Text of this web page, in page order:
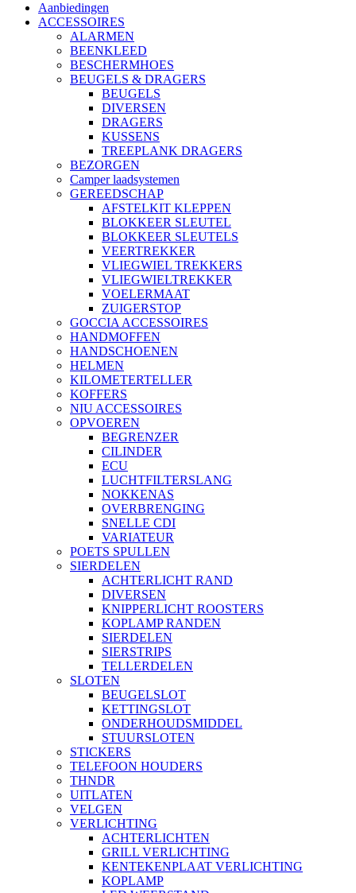
Aanbiedingen
ACCESSOIRES
ALARMEN
BEENKLEED
BESCHERMHOES
BEUGELS & DRAGERS
BEUGELS
DIVERSEN
DRAGERS
KUSSENS
TREEPLANK DRAGERS
BEZORGEN
Camper laadsystemen
GEREEDSCHAP
AFSTELKIT KLEPPEN
BLOKKEER SLEUTEL
BLOKKEER SLEUTELS
VEERTREKKER
VLIEGWIEL TREKKERS
VLIEGWIELTREKKER
VOELERMAAT
ZUIGERSTOP
GOCCIA ACCESSOIRES
HANDMOFFEN
HANDSCHOENEN
HELMEN
KILOMETERTELLER
KOFFERS
NIU ACCESSOIRES
OPVOEREN
BEGRENZER
CILINDER
ECU
LUCHTFILTERSLANG
NOKKENAS
OVERBRENGING
SNELLE CDI
VARIATEUR
POETS SPULLEN
SIERDELEN
ACHTERLICHT RAND
DIVERSEN
KNIPPERLICHT ROOSTERS
KOPLAMP RANDEN
SIERDELEN
SIERSTRIPS
TELLERDELEN
SLOTEN
BEUGELSLOT
KETTINGSLOT
ONDERHOUDSMIDDEL
STUURSLOTEN
STICKERS
TELEFOON HOUDERS
THNDR
UITLATEN
VELGEN
VERLICHTING
ACHTERLICHTEN
GRILL VERLICHTING
KENTEKENPLAAT VERLICHTING
KOPLAMP